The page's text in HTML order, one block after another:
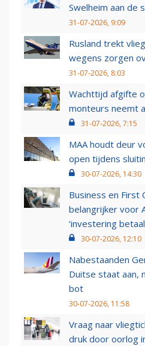
Swelheim aan de
31-07-2026, 9:09
Rusland trekt
wegens zorgen
31-07-2026, 8:03
Wachttijd afgifte
monteurs neemt
31-07-2026, 7:15
MAA houdt deur
open tijdens
30-07-2026, 14:30
Business en First
belangrijker voor
‘investering
30-07-2026, 12:10
Nabestaanden
Duitse staat aan,
bot
30-07-2026, 11:58
Vraag naar
druk door oorlog